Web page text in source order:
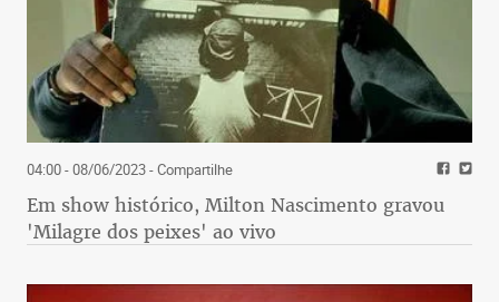
04:00 - 08/06/2023- Compartilhe
Em show histórico, Milton Nascimento gravou
'Milagre dos peixes' ao vivo